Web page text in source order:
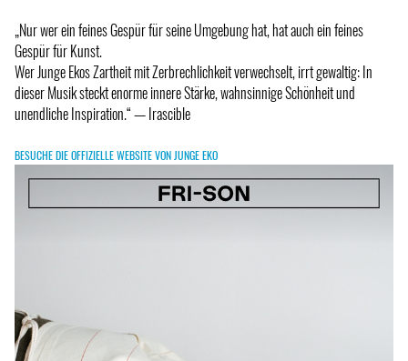
„Nur wer ein feines Gespür für seine Umgebung hat, hat auch ein feines
Gespür für Kunst.
Wer Junge Ekos Zartheit mit Zerbrechlichkeit verwechselt, irrt gewaltig: In
dieser Musik steckt enorme innere Stärke, wahnsinnige Schönheit und
unendliche Inspiration.“ — Irascible
BESUCHE DIE OFFIZIELLE WEBSITE VON JUNGE EKO